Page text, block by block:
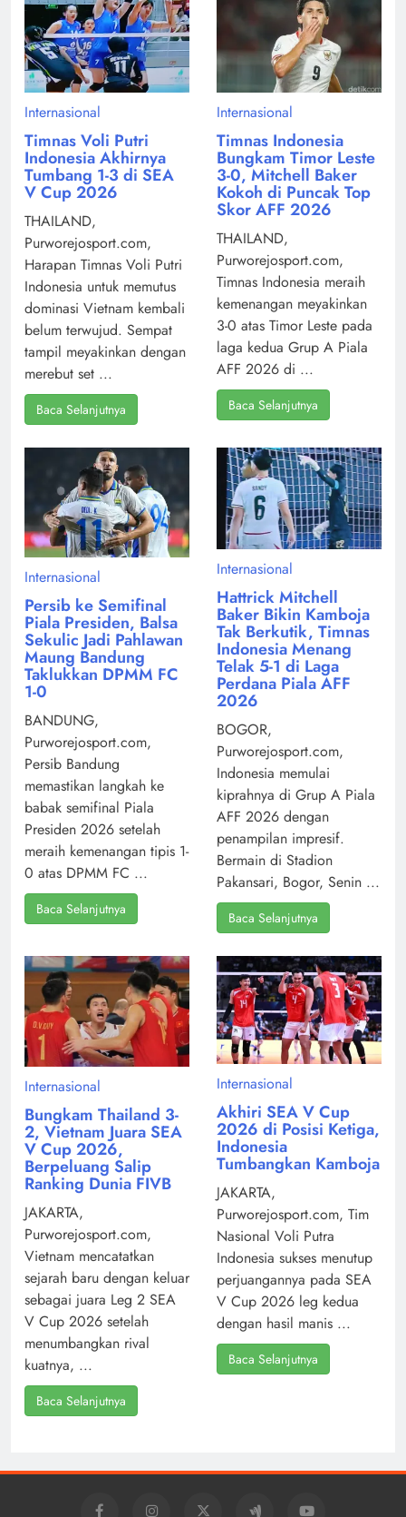
Internasional
Timnas Voli Putri
Indonesia Akhirnya
Tumbang 1-3 di SEA
V Cup 2026
THAILAND,
Purworejosport.com,
Harapan Timnas Voli Putri
Indonesia untuk memutus
dominasi Vietnam kembali
belum terwujud. Sempat
tampil meyakinkan dengan
merebut set ...
Baca Selanjutnya
Internasional
Timnas Indonesia
Bungkam Timor Leste
3-0, Mitchell Baker
Kokoh di Puncak Top
Skor AFF 2026
THAILAND,
Purworejosport.com,
Timnas Indonesia meraih
kemenangan meyakinkan
3-0 atas Timor Leste pada
laga kedua Grup A Piala
AFF 2026 di ...
Baca Selanjutnya
Internasional
Persib ke Semifinal
Piala Presiden, Balsa
Sekulic Jadi Pahlawan
Maung Bandung
Taklukkan DPMM FC
1-0
BANDUNG,
Purworejosport.com,
Persib Bandung
memastikan langkah ke
babak semifinal Piala
Presiden 2026 setelah
meraih kemenangan tipis 1-
0 atas DPMM FC ...
Baca Selanjutnya
Internasional
Hattrick Mitchell
Baker Bikin Kamboja
Tak Berkutik, Timnas
Indonesia Menang
Telak 5-1 di Laga
Perdana Piala AFF
2026
BOGOR,
Purworejosport.com,
Indonesia memulai
kiprahnya di Grup A Piala
AFF 2026 dengan
penampilan impresif.
Bermain di Stadion
Pakansari, Bogor, Senin ...
Baca Selanjutnya
Internasional
Bungkam Thailand 3-
2, Vietnam Juara SEA
V Cup 2026,
Berpeluang Salip
Ranking Dunia FIVB
JAKARTA,
Purworejosport.com,
Vietnam mencatatkan
sejarah baru dengan keluar
sebagai juara Leg 2 SEA
V Cup 2026 setelah
menumbangkan rival
kuatnya, ...
Baca Selanjutnya
Internasional
Akhiri SEA V Cup
2026 di Posisi Ketiga,
Indonesia
Tumbangkan Kamboja
JAKARTA,
Purworejosport.com, Tim
Nasional Voli Putra
Indonesia sukses menutup
perjuangannya pada SEA
V Cup 2026 leg kedua
dengan hasil manis ...
Baca Selanjutnya